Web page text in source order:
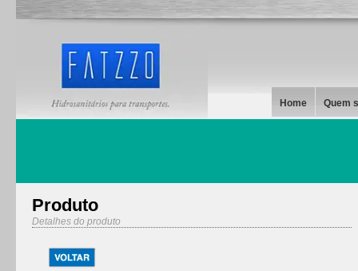
Home Quem
Produto
Detalhes do produto